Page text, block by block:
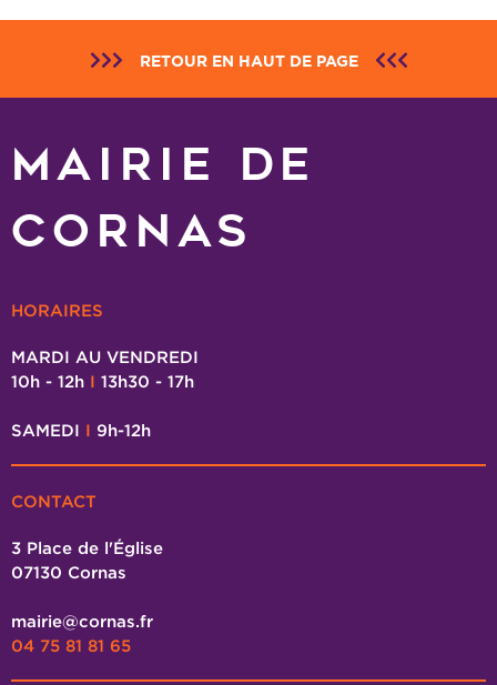
RETOUR EN HAUT DE PAGE
MAIRIE DE
CORNAS
HORAIRES
MARDI AU VENDREDI
10h - 12h I 13h30 - 17h
SAMEDI I 9h-12h
CONTACT
3 Place de l'Église
07130 Cornas
mairie@cornas.fr
04 75 81 81 65